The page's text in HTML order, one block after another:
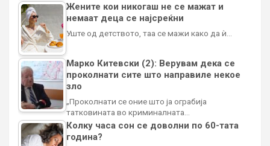
Жените кои никогаш не се мажат и
немаат деца се најсреќни
Уште од детството, таа се мажи како да ѝ…
Марко Китевски (2): Верувам дека се
проколнати сите што направиле некое
зло
„Проколнати се оние што ја ограбија
татковината во криминалната…
Колку часа сон се доволни по 60-тата
година?